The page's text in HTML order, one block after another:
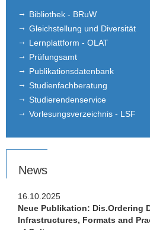
Bibliothek - BRuW
Gleichstellung und Diversität
Lernplattform - OLAT
Prüfungsamt
Publikationsdatenbank
Studienfachberatung
Studierendenservice
Vorlesungsverzeichnis - LSF
News
16.10.2025
Neue Publikation: Dis.Ordering
Infrastructures, Formats and